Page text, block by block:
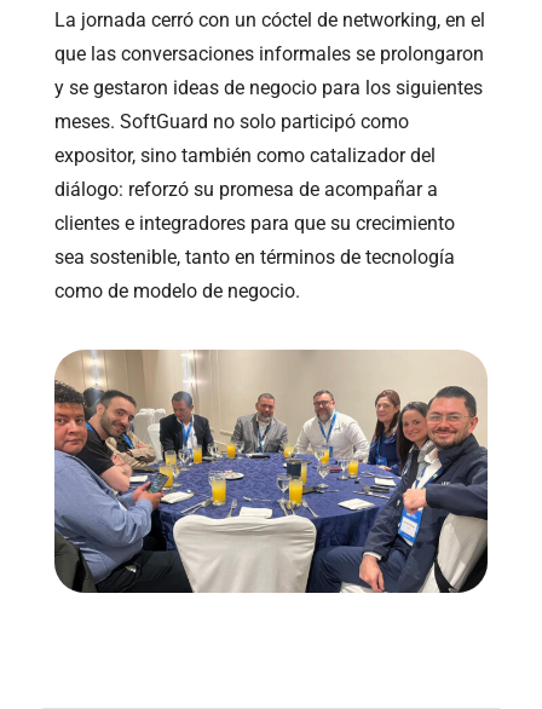
La jornada cerró con un cóctel de networking, en el
que las conversaciones informales se prolongaron
y se gestaron ideas de negocio para los siguientes
meses. SoftGuard no solo participó como
expositor, sino también como catalizador del
diálogo: reforzó su promesa de acompañar a
clientes e integradores para que su crecimiento
sea sostenible, tanto en términos de tecnología
como de modelo de negocio.